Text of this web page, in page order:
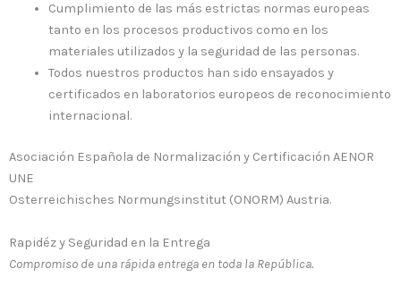
Cumplimiento de las más estrictas normas europeas
tanto en los procesos productivos como en los
materiales utilizados y la seguridad de las personas.
Todos nuestros productos han sido ensayados y
certificados en laboratorios europeos de reconocimiento
internacional.
Asociación Española de Normalización y Certificación AENOR
UNE
Osterreichisches Normungsinstitut (ONORM) Austria.
Rapidéz y Seguridad en la Entrega
Compromiso de una rápida entrega en toda la República.